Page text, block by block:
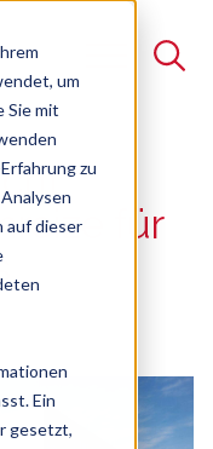
um
Sie mit
zu
auf dieser
Ein
gesetzt,
Suchfeld leer ist.
für